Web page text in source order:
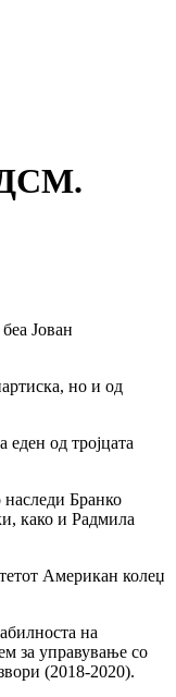
Јован
но и од
од тројцата
наследи Бранко
како и Радмила
Американ колеџ
на
за управување со
(2018-2020).